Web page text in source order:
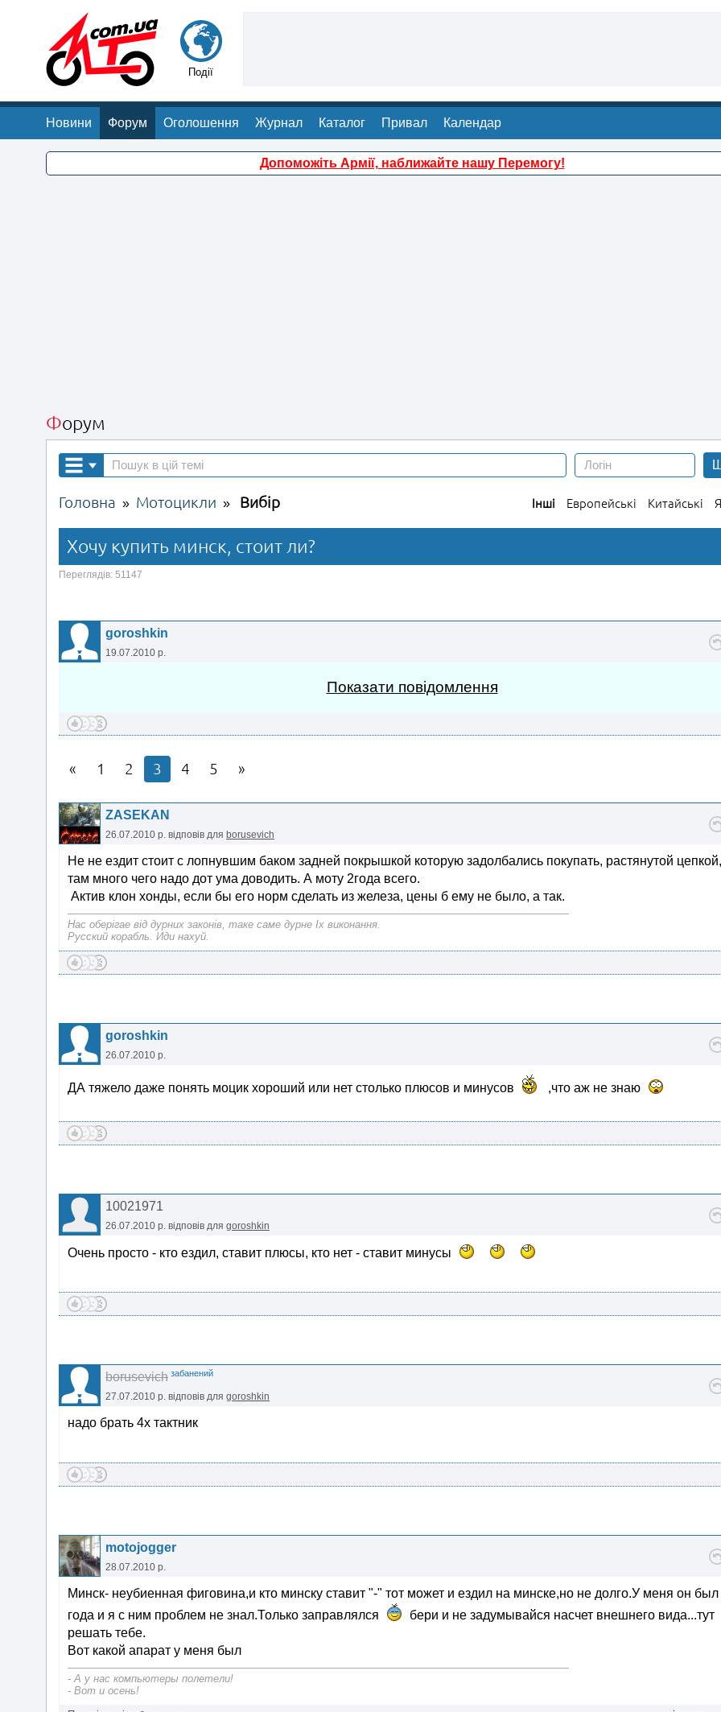
Події
Новини Форум Оголошення Журнал Каталог Привал Календар
Допоможіть Армії, наближайте нашу Перемогу!
Форум
Головна » Мотоцикли » Вибір Інші Европейські Китайські
Хочу купить минск, стоит ли?
Переглядів: 51147
goroshkin
19.07.2010 р.
Показати повідомлення
1 2 3 4 5
ZASEKAN
26.07.2010 р. відповів для borusevich
Не не ездит стоит с лопнувшим баком задней покрышкой которую задолбались покупать, растянутой
там много чего надо дот ума доводить. А моту 2года всего.
Актив клон хонды, если бы его норм сделать из железа, цены б ему не было, а так.
Нас оберiгае вiд дурних законiв, таке саме дурне Iх виконання.
Русский корабль. Иди нахуй.
goroshkin
26.07.2010 р.
ДА тяжело даже понять моцик хороший или нет столько плюсов и минусов ,что аж не знаю
10021971
26.07.2010 р. відповів для goroshkin
Очень просто - кто ездил, ставит плюсы, кто нет - ставит минусы
borusevich забанений
27.07.2010 р. відповів для goroshkin
надо брать 4х тактник
motojogger
28.07.2010 р.
Минск- неубиенная фиговина,и кто минску ставит "-" тот может и ездил на минске,но не долго.У меня он был
года и я с ним проблем не знал.Только заправлялся
бери и не задумывайся насчет внешнего вида...тут
решать тебе.
Вот какой апарат у меня был
- А у нас компьютеры полетели!
- Вот и осень!